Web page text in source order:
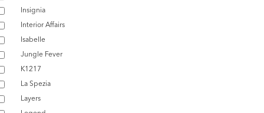
Insignia
Interior Affairs
Isabelle
Jungle Fever
K1217
La Spezia
Layers